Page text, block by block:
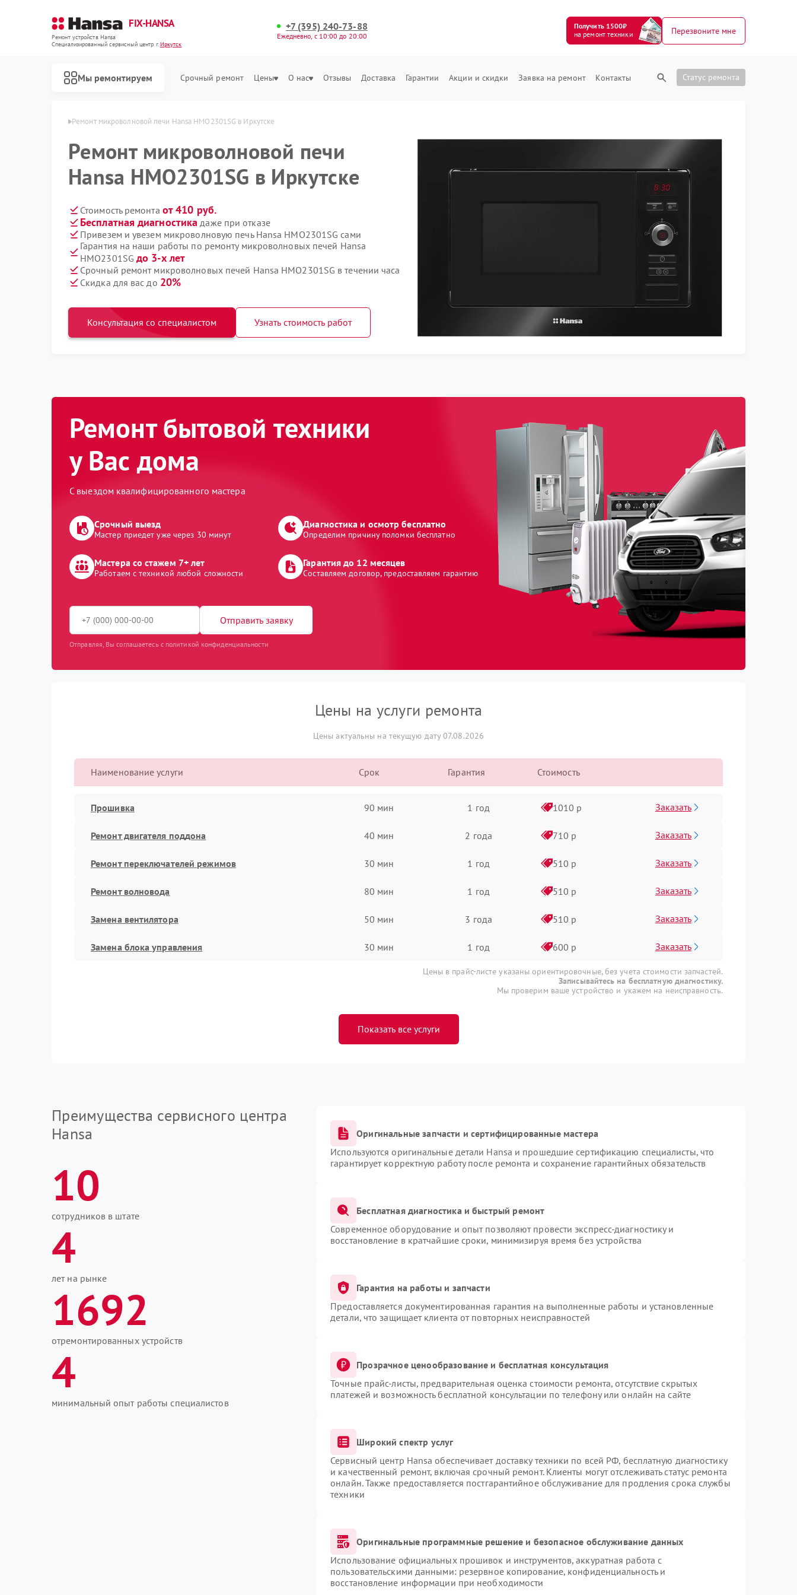
FIX-HANSA
Ремонт устройств Hansa
Специализированный cервисный центр г.Иркутск
+7 (395) 240-73-88
Ежедневно, с 10:00 до 20:00
Получить 1500₽
на ремонт техники
Перезвоните мне
Мы ремонтируем Срочный ремонт Цены О нас Отзывы Доставка Гарантии Акции и скидки Заявка на ремонт Контакты Статус ремонта
Hansa в Иркутске Ремонт микроволновой печи Hansa HMO2301SG в Иркутске
Ремонт микроволновой печи
Hansa HMO2301SG в Иркутске
Стоимость ремонта от 410 руб.
Бесплатная диагностика даже при отказе
Привезем и увезем микроволновую печь Hansa HMO2301SG сами
Гарантия на наши работы по ремонту микроволновых печей Hansa
HMO2301SG до 3-х лет
Срочный ремонт микроволновых печей Hansa HMO2301SG в течении часа
Скидка для вас до 20%
Консультация со специалистом Узнать стоимость работ
Ремонт бытовой техники
у Вас дома
С выездом квалифицированного мастера
Срочный выезд
Мастер приедет уже через 30 минут
Диагностика и осмотр бесплатно
Определим причину поломки бесплатно
Мастера со стажем 7+ лет
Работаем с техникой любой сложности
Гарантия до 12 месяцев
Составляем договор, предоставляем гарантию
Отправить заявку
Отправляя, Вы соглашаетесь с политикой конфиденциальности
Цены на услуги ремонта
Цены актуальны на текущую дату 07.08.2026
Наименование услуги Срок Гарантия Стоимость
Прошивка 90 мин 1 год 1010 р Заказать
Ремонт двигателя поддона 40 мин 2 года 710 р Заказать
Ремонт переключателей режимов 30 мин 1 год 510 р Заказать
Ремонт волновода 80 мин 1 год 510 р Заказать
Замена вентилятора 50 мин 3 года 510 р Заказать
Замена блока управления 30 мин 1 год 600 р Заказать
Цены в прайс-листе указаны ориентировочные, без учета стоимости запчастей.
Записывайтесь на бесплатную диагностику.
Мы проверим ваше устройство и укажем на неисправность.
Показать все услуги
Преимущества сервисного центра
Hansa
10
сотрудников в штате
4
лет на рынке
1692
отремонтированных устройств
4
минимальный опыт работы специалистов
Оригинальные запчасти и сертифицированные мастера
Используются оригинальные детали Hansa и прошедшие сертификацию специалисты, что
гарантирует корректную работу после ремонта и сохранение гарантийных обязательств
Бесплатная диагностика и быстрый ремонт
Современное оборудование и опыт позволяют провести экспресс-диагностику и
восстановление в кратчайшие сроки, минимизируя время без устройства
Гарантия на работы и запчасти
Предоставляется документированная гарантия на выполненные работы и установленные
детали, что защищает клиента от повторных неисправностей
Прозрачное ценообразование и бесплатная консультация
Точные прайс-листы, предварительная оценка стоимости ремонта, отсутствие скрытых
платежей и возможность бесплатной консультации по телефону или онлайн на сайте
Широкий спектр услуг
Сервисный центр Hansa обеспечивает доставку техники по всей РФ, бесплатную диагностику
и качественный ремонт, включая срочный ремонт. Клиенты могут отслеживать статус ремонта
онлайн. Также предоставляется постгарантийное обслуживание для продления срока службы
техники
Оригинальные программные решение и безопасное обслуживание данных
Использование официальных прошивок и инструментов, аккуратная работа с
пользовательскими данными: резервное копирование, конфиденциальность и
восстановление информации при необходимости